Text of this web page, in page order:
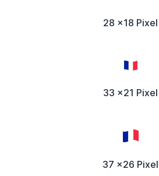
28 x18 Pixel
33 x21 Pixel
37 x26 Pixel